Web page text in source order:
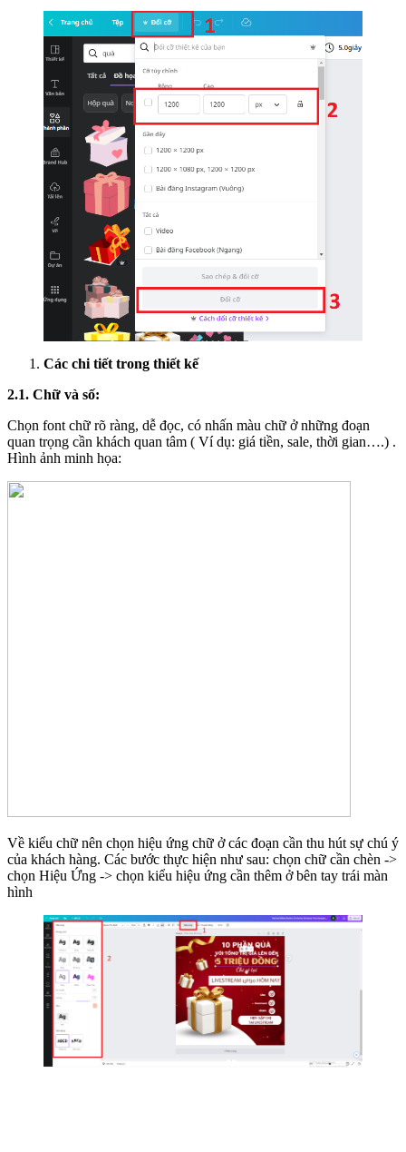
Các chi tiết trong thiết kế
2.1. Chữ và số:
Chọn font chữ rõ ràng, dễ đọc, có nhấn màu chữ ở những đoạn
quan trọng cần khách quan tâm ( Ví dụ: giá tiền, sale, thời gian….) .
Hình ảnh minh họa:
Về kiểu chữ nên chọn hiệu ứng chữ ở các đoạn cần thu hút sự chú ý
của khách hàng. Các bước thực hiện như sau: chọn chữ cần chèn ->
chọn Hiệu Ứng -> chọn kiểu hiệu ứng cần thêm ở bên tay trái màn
hình